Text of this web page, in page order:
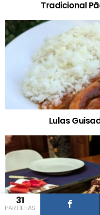
31
PARTILHAS
Tradicional
Lulas